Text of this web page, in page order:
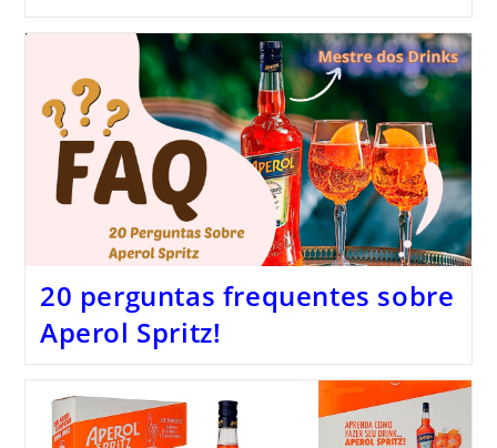
20 perguntas frequentes sobre
Aperol Spritz!